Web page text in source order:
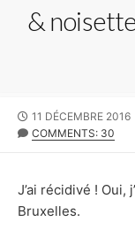
&
PUBLISHED
DATE
11 DÉCEMBRE 2016
COMMENTS: 30
J’ai récidivé ! Oui,
Bruxelles.